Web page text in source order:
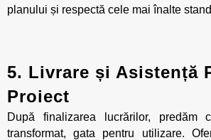
planului și respectă cele mai înalte
5. Livrare și Asistență
Proiect
După finalizarea lucrărilor, predăm
transformat, gata pentru utilizare.